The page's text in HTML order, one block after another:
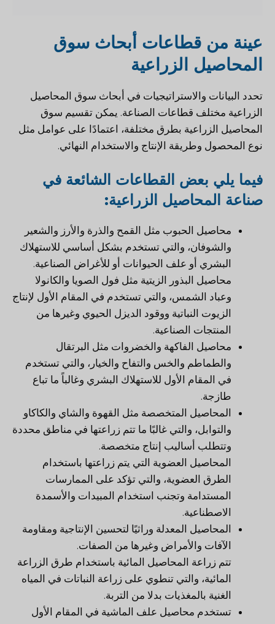
عينة من قطاعات أبحاث سوق
المحاصيل الزراعية
تحدد البيانات والاستراتيجيات في أبحاث سوق المحاصيل
الزراعية مختلف قطاعات الصناعة. يمكن تقسيم سوق
المحاصيل الزراعية بطرق مختلفة، اعتمادًا على عوامل مثل
نوع المحصول وطريقة الإنتاج والاستخدام النهائي.
فيما يلي بعض القطاعات الشائعة في
صناعة المحاصيل الزراعية:
محاصيل الحبوب مثل القمح والذرة والأرز والشعير
والشوفان، والتي تستخدم بشكل أساسي للاستهلاك
البشري أو علف الحيوانات أو للأغراض الصناعية.
محاصيل البذور الزيتية مثل فول الصويا والكانولا
وعباد الشمس، والتي تستخدم في المقام الأول لإنتاج
الزيوت النباتية ووقود الديزل الحيوي وغيرها من
المنتجات الصناعية.
محاصيل الفاكهة والخضروات مثل البرتقال
والطماطم والخس والتفاح والخيار، والتي تستخدم
في المقام الأول للاستهلاك البشري وغالباً ما تباع
طازجة.
المحاصيل المتخصصة مثل القهوة والشاي والكاكاو
والتوابل، والتي غالبًا ما تتم زراعتها في مناطق محددة
وتتطلب أساليب إنتاج متخصصة.
المحاصيل العضوية التي يتم زراعتها باستخدام
الطرق العضوية، والتي تؤكد على الممارسات
المستدامة وتجنب استخدام المبيدات والأسمدة
الاصطناعية.
المحاصيل المعدلة وراثيًا لتحسين الإنتاجية ومقاومة
الآفات والأمراض وغيرها من الصفات.
تتم زراعة المحاصيل المائية باستخدام طرق الزراعة
المائية، والتي تنطوي على زراعة النباتات في المياه
الغنية بالمغذيات بدلا من التربة.
تستخدم محاصيل علف الماشية في المقام الأول